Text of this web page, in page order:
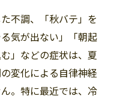
不調、「秋バテ」を
気が出ない」「朝起
」などの症状は、夏
変化による自律神経
。特に最近では、冷